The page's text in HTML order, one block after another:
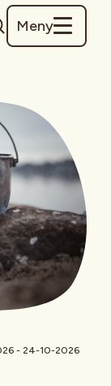
Meny
- 24-10-2026